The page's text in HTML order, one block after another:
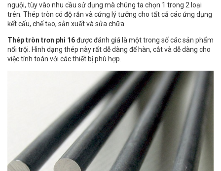
nguội, tùy vào nhu cầu sử dụng mà chúng ta chọn 1 trong 2 loại
trên. Thép tròn có độ rắn và cứng lý tưởng cho tất cả các ứng dụng
kết cấu, chế tạo, sản xuất và sửa chữa.
Thép tròn trơn phi 16được đánh giá là một trong số các sản phẩm
nổi trội. Hình dạng thép này rất dễ dàng để hàn, cắt và dễ dàng cho
việc tính toán với các thiết bị phù hợp.